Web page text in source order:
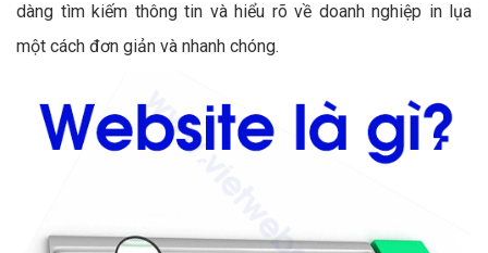
dàng tìm kiếm thông tin và hiểu rõ về doanh nghiệp in lụa
một cách đơn giản và nhanh chóng.